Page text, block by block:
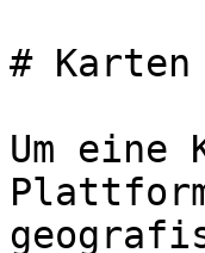
# Karten
Um